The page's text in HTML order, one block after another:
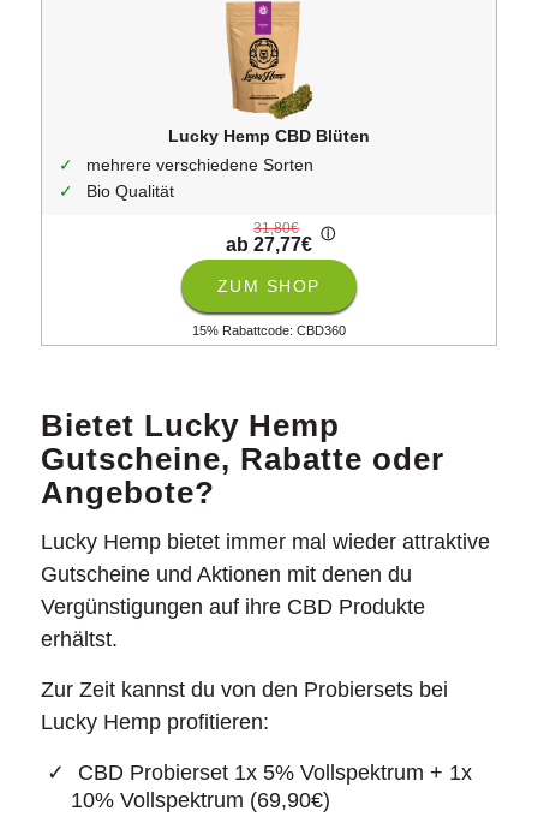
Lucky Hemp CBD Blüten
mehrere verschiedene Sorten
Bio Qualität
31,80€
ab 27,77€ ⓘ
ZUM SHOP
15% Rabattcode: CBD360
Bietet Lucky Hemp
Gutscheine, Rabatte oder
Angebote?
Lucky Hemp bietet immer mal wieder attraktive
Gutscheine und Aktionen mit denen du
Vergünstigungen auf ihre CBD Produkte
erhältst.
Zur Zeit kannst du von den Probiersets bei
Lucky Hemp profitieren:
CBD Probierset 1x 5% Vollspektrum + 1x
10% Vollspektrum (69,90€)